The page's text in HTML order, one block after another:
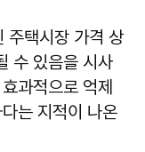
주택시장 가격 상
수 있음을 시사
과적으로 억제
는 지적이 나온